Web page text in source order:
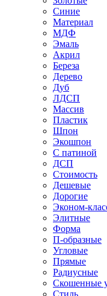
Синие
Материал
МДФ
Эмаль
Акрил
Береза
Дерево
Дуб
ЛДСП
Массив
Пластик
Шпон
Экошпон
С патиной
ДСП
Стоимость
Дешевые
Дорогие
Эконом-
Элитные
Форма
П-образные
Угловые
Прямые
Радиусные
Скошенные
Стиль